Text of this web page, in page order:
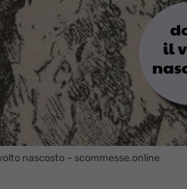
nascosto – scommesse.online